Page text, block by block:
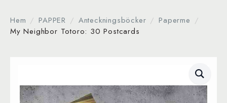
Hem PAPPER Anteckningsböcker
Paperme
My Neighbor Totoro: 30 Postcards